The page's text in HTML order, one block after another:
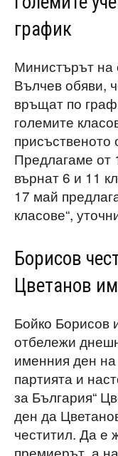
график
Министърът на
Вълчев обяви,
връщат по
големите
присъственото
Предлагаме от
върнат 6 и 11
17 май
класове“,
Борисов
Цветанов
Бойко Борисов
отбележи
именния ден
партията и
за България“
ден да
честитил. Да е